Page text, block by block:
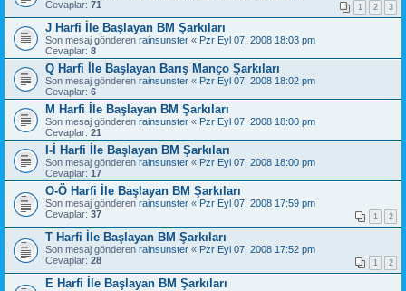
Cevaplar: 71 1 2 3
J Harfi İle Başlayan BM Şarkıları
Son mesaj gönderen rainsunster « Pzr Eyl 07, 2008 18:03 pm
Cevaplar: 8
Q Harfi İle Başlayan Barış Manço Şarkıları
Son mesaj gönderen rainsunster « Pzr Eyl 07, 2008 18:02 pm
Cevaplar: 6
M Harfi İle Başlayan BM Şarkıları
Son mesaj gönderen rainsunster « Pzr Eyl 07, 2008 18:00 pm
Cevaplar: 21
I-İ Harfi İle Başlayan BM Şarkıları
Son mesaj gönderen rainsunster « Pzr Eyl 07, 2008 18:00 pm
Cevaplar: 17
O-Ö Harfi İle Başlayan BM Şarkıları
Son mesaj gönderen rainsunster « Pzr Eyl 07, 2008 17:59 pm
Cevaplar: 37 1 2
T Harfi İle Başlayan BM Şarkıları
Son mesaj gönderen rainsunster « Pzr Eyl 07, 2008 17:52 pm
Cevaplar: 28 1 2
E Harfi İle Başlayan BM Şarkıları